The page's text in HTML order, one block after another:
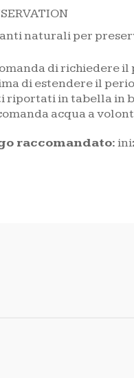
naturali per
di richiedere
di estendere il
in tabella in
acqua a
raccomandato: